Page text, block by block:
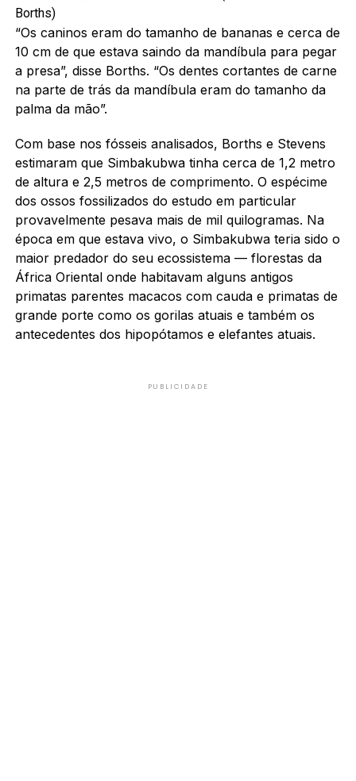
Borths)
“Os caninos eram do tamanho de bananas e cerca de
10 cm de que estava saindo da mandíbula para pegar
a presa”, disse Borths. “Os dentes cortantes de carne
na parte de trás da mandíbula eram do tamanho da
palma da mão”.
Com base nos fósseis analisados, Borths e Stevens
estimaram que Simbakubwa tinha cerca de 1,2 metro
de altura e 2,5 metros de comprimento. O espécime
dos ossos fossilizados do estudo em particular
provavelmente pesava mais de mil quilogramas. Na
época em que estava vivo, o Simbakubwa teria sido o
maior predador do seu ecossistema — florestas da
África Oriental onde habitavam alguns antigos
primatas parentes macacos com cauda e primatas de
grande porte como os gorilas atuais e também os
antecedentes dos hipopótamos e elefantes atuais.
PUBLICIDADE